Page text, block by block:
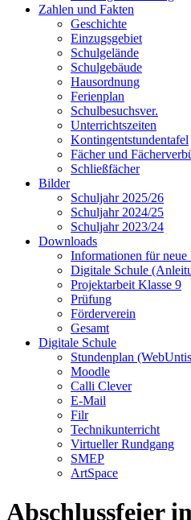
Zahlen und Fakten
Geschichte
Einzugsgebiet
Schulgelände
Schulgebäude
Hausordnung
Ferienplan
Schulbesuchsver.
Unterrichtszeiten
Kontingentstundentafel
Fächer und
Schließfächer
Bilder
Schuljahr 2025/26
Schuljahr 2024/25
Schuljahr 2023/24
Downloads
Informationen für neue
Digitale Schule
Projektarbeit Klasse 9
Prüfung
Förderverein
Gesamt
Digitale Schule
Stundenplan
Moodle
Calli Clever
E-Mail
Filr
Technikunterricht
Virtueller Rundgang
SMEP
ArtSpace
Abschlussfeier